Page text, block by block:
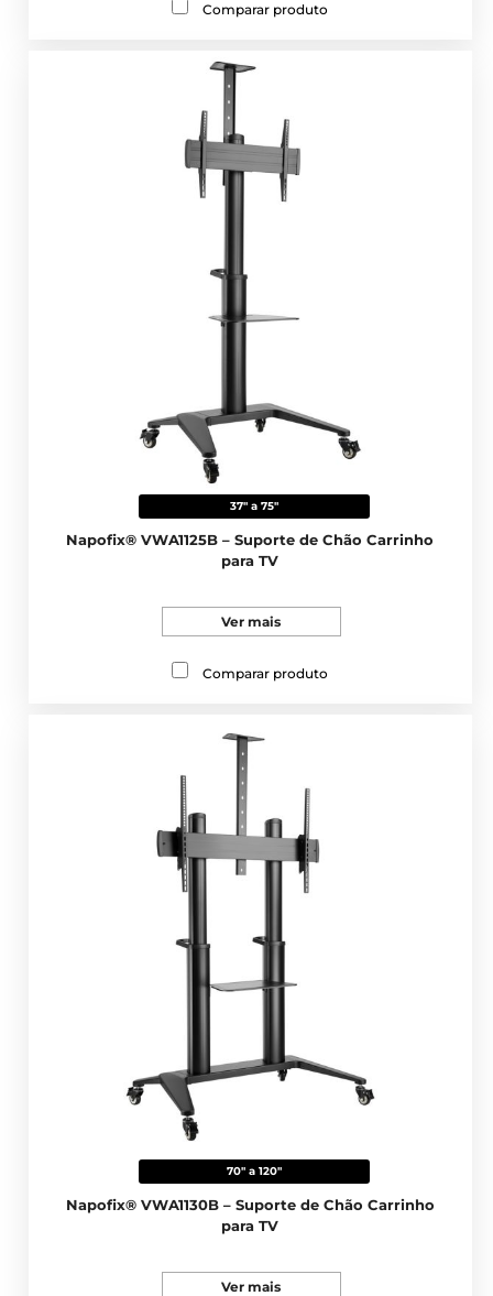
Comparar produto
37" a 75"
Napofix® VWA1125B – Suporte de Chão Carrinho
para TV
Ver mais
Comparar produto
70" a 120"
Napofix® VWA1130B – Suporte de Chão Carrinho
para TV
Ver mais